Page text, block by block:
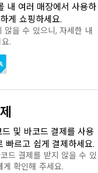
내 여러 매장에서 사용하
게 쇼핑하세요.
않을 수 있으니, 자세한 내
.
및 바코드 결제를 사용
빠르고 쉽게 결제하세요.
드 결제를 받지 않을 수 있
확인해 주세요.